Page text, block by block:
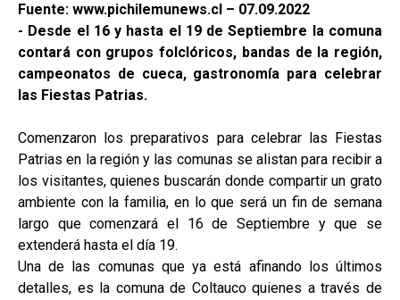
Fuente: www.pichilemunews.cl – 07.09.2022
- Desde el 16 y hasta el 19 de Septiembre la comuna
contará con grupos folclóricos, bandas de la región,
campeonatos de cueca, gastronomía para celebrar
las Fiestas Patrias.
Comenzaron los preparativos para celebrar las Fiestas
Patrias en la región y las comunas se alistan para recibir a
los visitantes, quienes buscarán donde compartir un grato
ambiente con la familia, en lo que será un fin de semana
largo que comenzará el 16 de Septiembre y que se
extenderá hasta el día 19.
Una de las comunas que ya está afinando los últimos
detalles, es la comuna de Coltauco quienes a través de